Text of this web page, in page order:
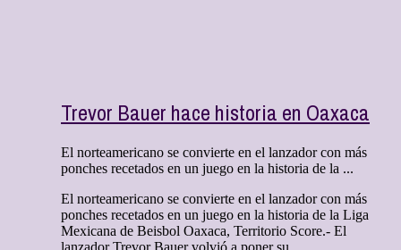
Trevor Bauer hace historia en Oaxaca
El norteamericano se convierte en el lanzador con más
ponches recetados en un juego en la historia de la ...
El norteamericano se convierte en el lanzador con más
ponches recetados en un juego en la historia de la Liga
Mexicana de Beisbol Oaxaca, Territorio Score.- El
lanzador Trevor Bauer volvió a poner su ...